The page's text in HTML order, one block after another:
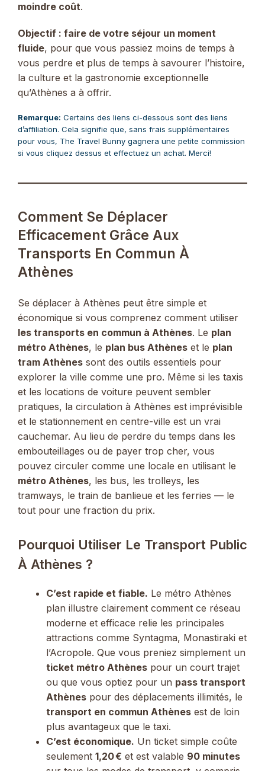
moindre coût.
Objectif : faire de votre séjour un moment
fluide, pour que vous passiez moins de temps à
vous perdre et plus de temps à savourer l’histoire,
la culture et la gastronomie exceptionnelle
qu’Athènes a à offrir.
Remarque: Certains des liens ci-dessous sont des liens
d’affiliation. Cela signifie que, sans frais supplémentaires
pour vous, The Travel Bunny gagnera une petite commission
si vous cliquez dessus et effectuez un achat. Merci!
Comment Se Déplacer
Efficacement Grâce Aux
Transports En Commun À
Athènes
Se déplacer à Athènes peut être simple et
économique si vous comprenez comment utiliser
les transports en commun à Athènes. Le plan
métro Athènes, le plan bus Athènes et le plan
tram Athènes sont des outils essentiels pour
explorer la ville comme une pro. Même si les taxis
et les locations de voiture peuvent sembler
pratiques, la circulation à Athènes est imprévisible
et le stationnement en centre-ville est un vrai
cauchemar. Au lieu de perdre du temps dans les
embouteillages ou de payer trop cher, vous
pouvez circuler comme une locale en utilisant le
métro Athènes, les bus, les trolleys, les
tramways, le train de banlieue et les ferries — le
tout pour une fraction du prix.
Pourquoi Utiliser Le Transport Public
À Athènes ?
C’est rapide et fiable. Le métro Athènes
plan illustre clairement comment ce réseau
moderne et efficace relie les principales
attractions comme Syntagma, Monastiraki et
l’Acropole. Que vous preniez simplement un
ticket métro Athènes pour un court trajet
ou que vous optiez pour un pass transport
Athènes pour des déplacements illimités, le
transport en commun Athènes est de loin
plus avantageux que le taxi.
C’est économique. Un ticket simple coûte
seulement 1,20 € et est valable 90 minutes